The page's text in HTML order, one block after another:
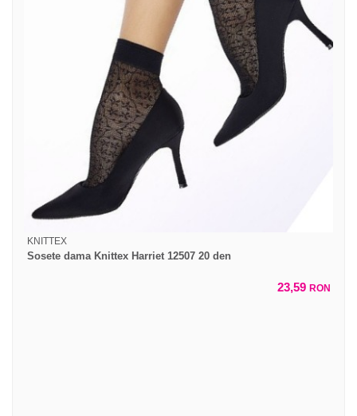
KNITTEX
Sosete dama Knittex Harriet 12507 20 den
23,59 RON